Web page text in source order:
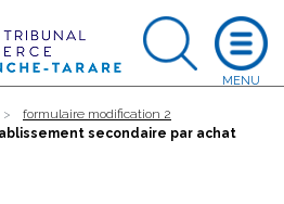
formulaire modification 2
secondaire par achat